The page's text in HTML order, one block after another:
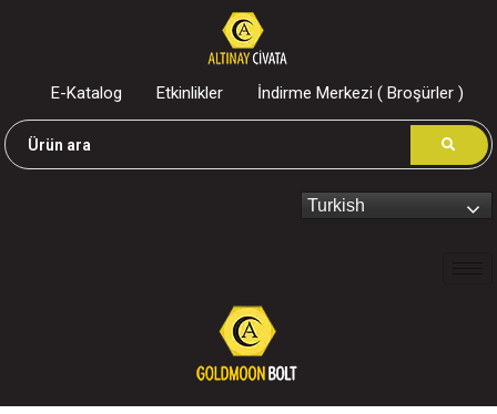
E-Katalog Etkinlikler İndirme Merkezi ( Broşürler )
Turkish